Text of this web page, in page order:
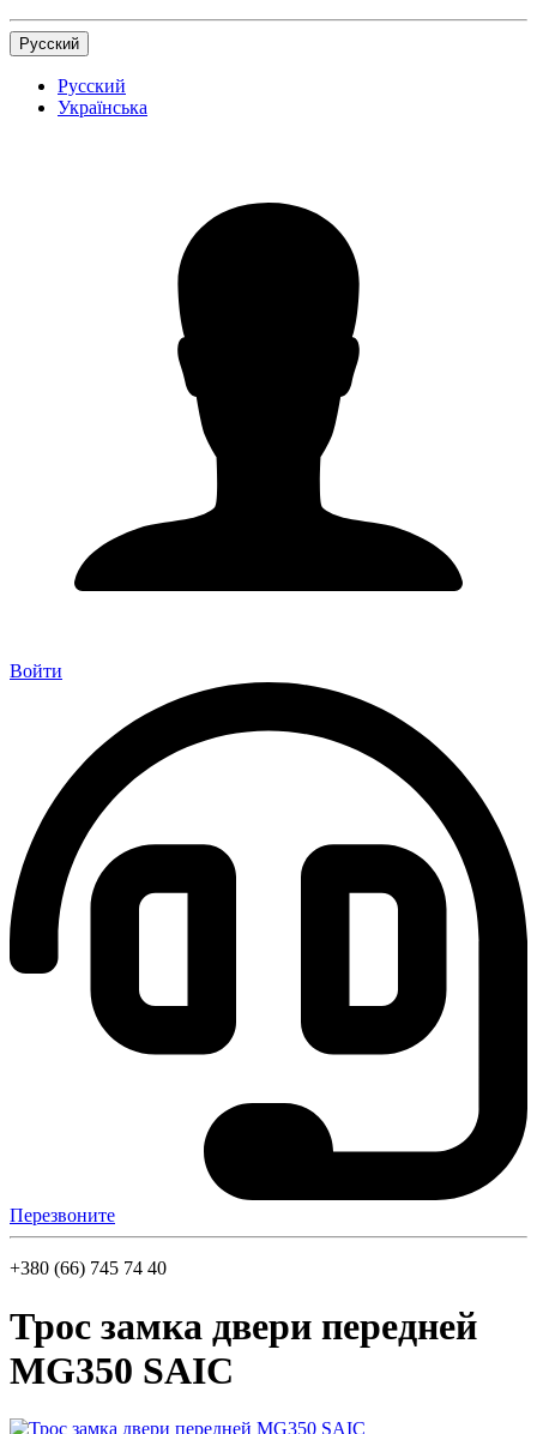
Русский
Русский
Українська
Войти
Перезвоните
+380 (66) 745 74 40
Трос замка двери передней
MG350 SAIC